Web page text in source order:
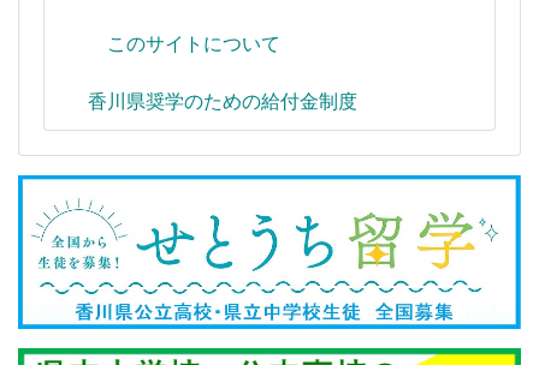
このサイトについて
香川県奨学のための給付金制度